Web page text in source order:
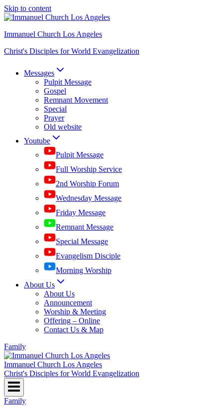
Skip to content
Immanuel Church Los Angeles
Christ's Disciples for World Evangelization
Messages
Pulpit Message
Gospel
Remnant Movement
Special
Prayer
Old website
Youtube
Pulpit Message
Full Worship Service
2nd Worship Forum
Wednesday Message
Friday Message
Remnant Message
Special Message
Evangelism Disciple
Morning Worship
About Us
About Us
Announcement
Worship & Meeting
Offering – Online
Contact Us & Map
Family
Immanuel Church Los Angeles
Christ's Disciples for World Evangelization
Family